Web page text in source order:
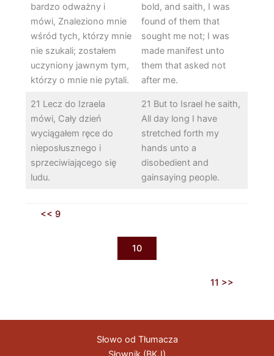
bardzo odważny i
mówi, Znaleziono mnie
wśród tych, którzy mnie
nie szukali; zostałem
uczyniony jawnym tym,
którzy o mnie nie pytali.
bold, and saith, I was
found of them that
sought me not; I was
made manifest unto
them that asked not
after me.
21 Lecz do Izraela
mówi, Cały dzień
wyciągałem ręce do
nieposłusznego i
sprzeciwiającego się
ludu.
21 But to Israel he saith,
All day long I have
stretched forth my
hands unto a
disobedient and
gainsaying people.
<< 9
10
11 >>
Słowo od Tłumacza